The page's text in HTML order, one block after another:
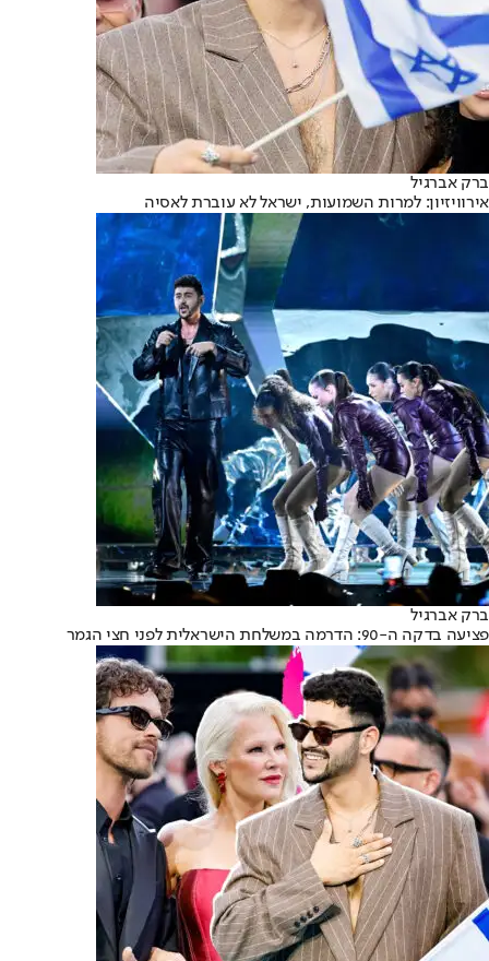
ברק אברגיל
אירוויזיון: למרות השמועות, ישראל לא עוברת לאסיה
ברק אברגיל
פציעה בדקה ה-90: הדרמה במשלחת הישראלית לפני חצי הגמר